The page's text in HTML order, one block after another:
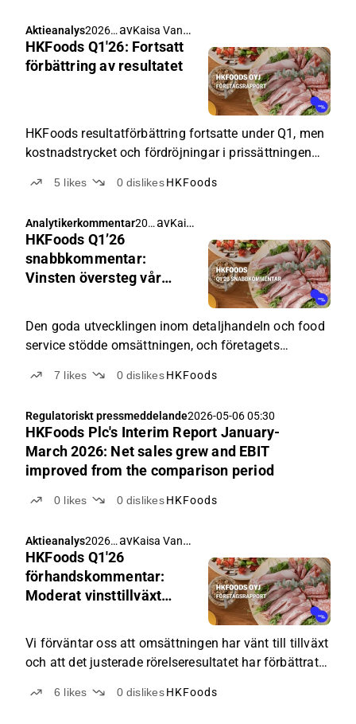
Aktieanalys2026-
05-06
15:57
av Kaisa Vanha-Perttula
HKFoods Q1'26: Fortsatt
förbättring av resultatet
HKFoods resultatförbättring fortsatte under Q1, men
kostnadstrycket och fördröjningar i prissättningen
innevarande år.
5 likes 0 dislikes HKFoods
Analytikerkommentar202
05-
06:
av Kaisa Vanha-Perttula
HKFoods Q1’26
snabbkommentar:
Vinsten översteg vår
Den goda utvecklingen inom detaljhandeln och food
service stödde omsättningen, och företagets
framgångsrikt för de ökade kostnaderna.
7 likes 0 dislikes HKFoods
Regulatoriskt pressmeddelande2026-05-06 05:30
HKFoods Plc's Interim Report January-
March 2026: Net sales grew and EBIT
improved from the comparison period
0 likes 0 dislikes HKFoods
Aktieanalys2026-
04-28
17:00
av Kaisa Vanha-Perttula
HKFoods Q1'26
förhandskommentar:
Moderat vinsttillväxt
Vi förväntar oss att omsättningen har vänt till tillväxt
och att det justerade rörelseresultatet har förbättrats
effektivitet och en bättre försäljningsfördelning.
6 likes 0 dislikes HKFoods